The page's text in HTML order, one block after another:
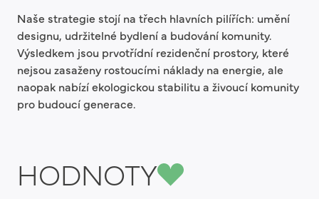
Naše strategie stojí na třech hlavních pilířích: umění
designu, udržitelné bydlení a budování komunity.
Výsledkem jsou prvotřídní rezidenční prostory, které
nejsou zasaženy rostoucími náklady na energie, ale
naopak nabízí ekologickou stabilitu a živoucí komunity
pro budoucí generace.
HODNOTY